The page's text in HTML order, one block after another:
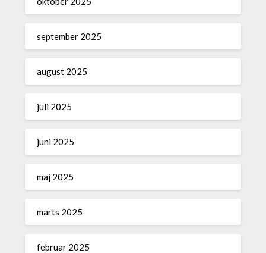
september 2025
august 2025
juli 2025
juni 2025
maj 2025
marts 2025
februar 2025